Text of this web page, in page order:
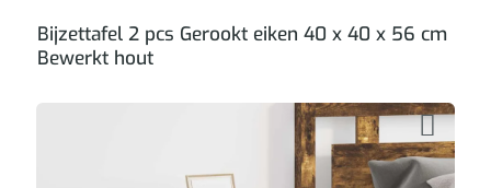
Bijzettafel 2 pcs Gerookt eiken 40 x 40 x 56 cm
Bewerkt hout